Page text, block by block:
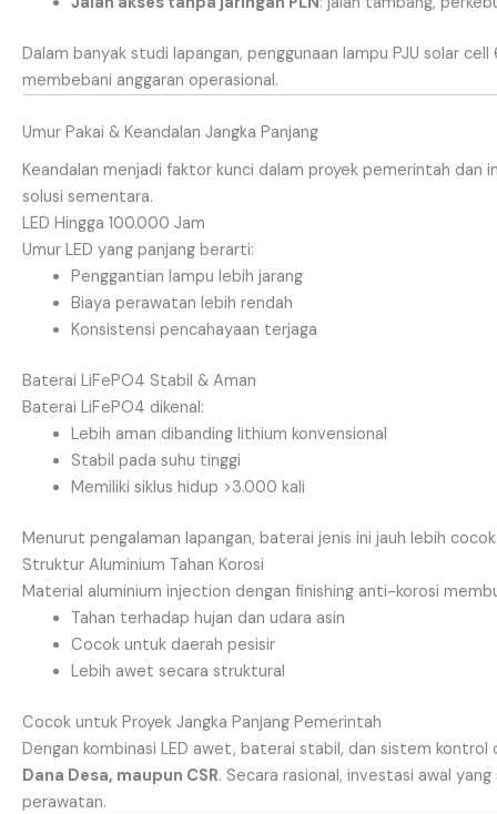
Dalam banyak studi lapangan, penggunaan lampu PJU solar
membebani anggaran operasional.
Umur Pakai & Keandalan Jangka Panjang
Keandalan menjadi faktor kunci dalam proyek pemerintah dan
solusi sementara.
LED Hingga 100.000 Jam
Umur LED yang panjang berarti:
Penggantian lampu lebih jarang
Biaya perawatan lebih rendah
Konsistensi pencahayaan terjaga
Baterai LiFePO4 Stabil & Aman
Baterai LiFePO4 dikenal:
Lebih aman dibanding lithium konvensional
Stabil pada suhu tinggi
Memiliki siklus hidup >3.000 kali
Menurut pengalaman lapangan, baterai jenis ini jauh lebih
Struktur Aluminium Tahan Korosi
Material aluminium injection dengan finishing anti-korosi
Tahan terhadap hujan dan udara asin
Cocok untuk daerah pesisir
Lebih awet secara struktural
Cocok untuk Proyek Jangka Panjang Pemerintah
Dengan kombinasi LED awet, baterai stabil, dan sistem
Dana Desa, maupun CSR. Secara rasional, investasi awal
perawatan.